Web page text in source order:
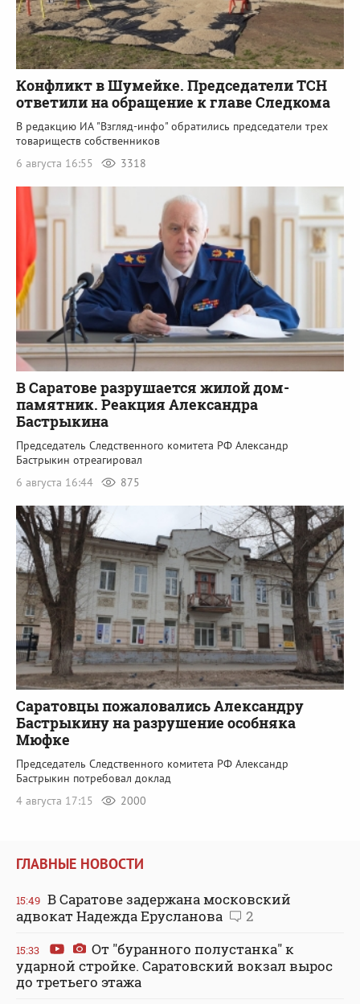
Конфликт в Шумейке. Председатели ТСН
ответили на обращение к главе Следкома
В редакцию ИА "Взгляд-инфо" обратились председатели трех
товариществ собственников
6 августа 16:55
3318
В Саратове разрушается жилой дом-
памятник. Реакция Александра
Бастрыкина
Председатель Следственного комитета РФ Александр
Бастрыкин отреагировал
6 августа 16:44
875
Саратовцы пожаловались Александру
Бастрыкину на разрушение особняка
Мюфке
Председатель Следственного комитета РФ Александр
Бастрыкин потребовал доклад
4 августа 17:15
2000
ГЛАВНЫЕ НОВОСТИ
15:49 В Саратове задержана московский
адвокат Надежда Ерусланова
2
15:33
От "буранного полустанка" к
ударной стройке. Саратовский вокзал вырос
до третьего этажа